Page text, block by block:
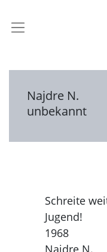
Najdre N.
unbekannt
Schreite
Jugend!
1968
Najdre N.